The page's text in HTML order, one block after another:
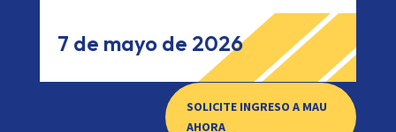
7 de mayo de 2026
SOLICITE INGRESO A MAU
AHORA